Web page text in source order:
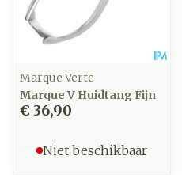
Marque Verte
Marque V Huidtang Fijn
€ 36,90
Niet beschikbaar